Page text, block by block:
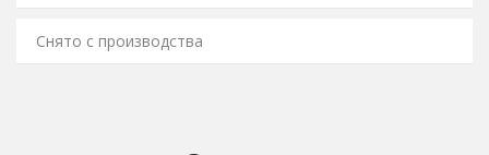
Снято с производства